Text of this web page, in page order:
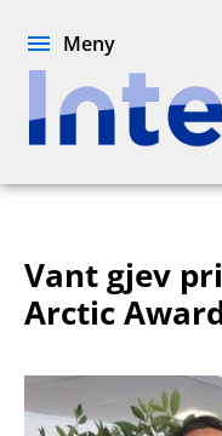
Meny
Vant gjev
Arctic